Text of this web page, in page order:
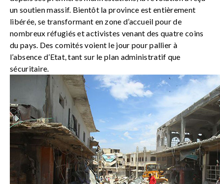
un soutien massif. Bientôt la province est entièrement
libérée, se transformant en zone d’accueil pour de
nombreux réfugiés et activistes venant des quatre coins
du pays. Des comités voient le jour pour pallier à
l’absence d’Etat, tant sur le plan administratif que
sécuritaire.